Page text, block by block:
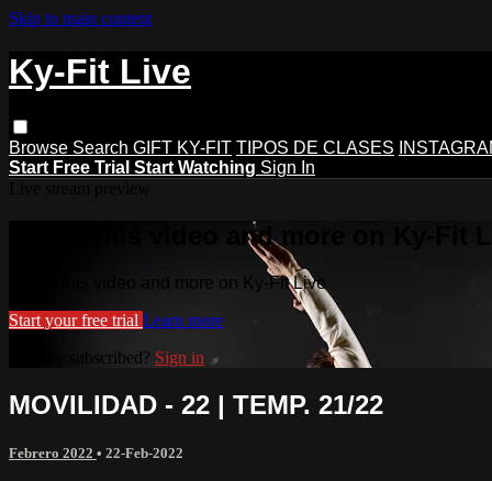
Skip to main content
Ky-Fit Live
Browse Search GIFT KY-FIT TIPOS DE CLASES
Start Free Trial Start Watching Sign In
Watch this video and more on Ky-Fit
Watch this video and more on Ky-Fit Live
Start your free trial Learn more
Already subscribed? Sign in
MOVILIDAD - 22 | TEMP. 21/22
Febrero 2022 • 22-Feb-2022